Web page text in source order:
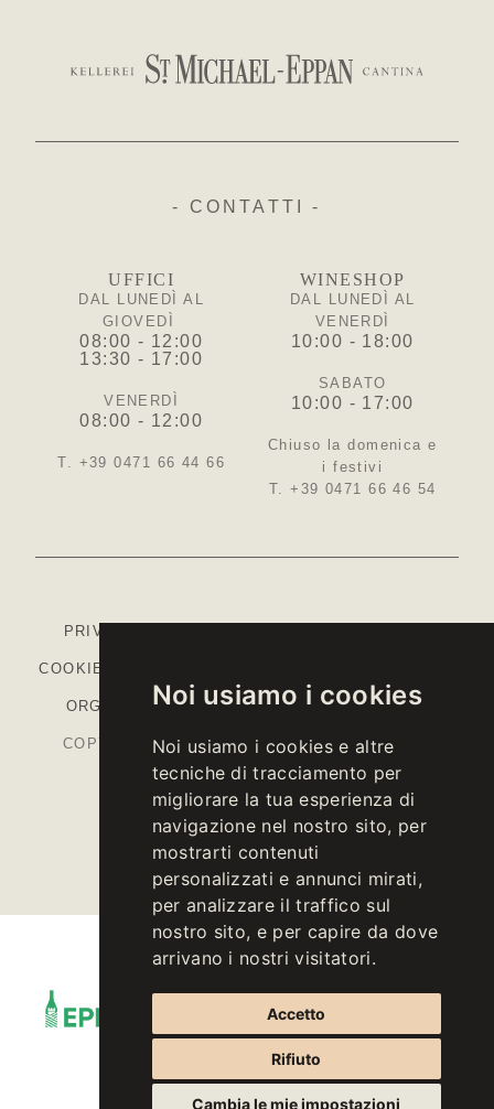
Noi usiamo i cookies
Noi usiamo i cookies e altre
tecniche di tracciamento per
migliorare la tua esperienza di
navigazione nel nostro sito, per
mostrarti contenuti
personalizzati e annunci mirati,
per analizzare il traffico sul
nostro sito, e per capire da dove
arrivano i nostri visitatori.
Accetto
Rifiuto
Cambia le mie impostazioni
UFFICI
DAL LUNEDÌ AL
GIOVEDÌ
08:00 - 12:00
13:30 - 17:00
VENERDÌ
08:00 - 12:00
T. +39 0471 66 44 66
- CONTATTI -
WINESHOP
DAL LUNEDÌ AL
VENERDÌ
10:00 - 18:00
SABATO
10:00 - 17:00
Chiuso la domenica e
i festivi
T. +39 0471 66 46 54
PRIVACY
COOKIE
ORGANIZZATIVO -PIANO STRATEGICO PAC
COPYRIGHT © 2026 KELLEREI ST. MICHAEL-
EPPAN CANTINA
P.IVA IT00126670215